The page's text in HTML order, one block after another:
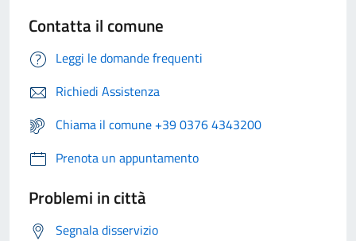
Contatta il comune
Leggi le domande frequenti
Richiedi Assistenza
Chiama il comune +39 0376 4343200
Prenota un appuntamento
Problemi in città
Segnala disservizio